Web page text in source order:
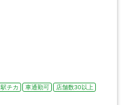
駅チカ 車通勤可
店舗数30以上